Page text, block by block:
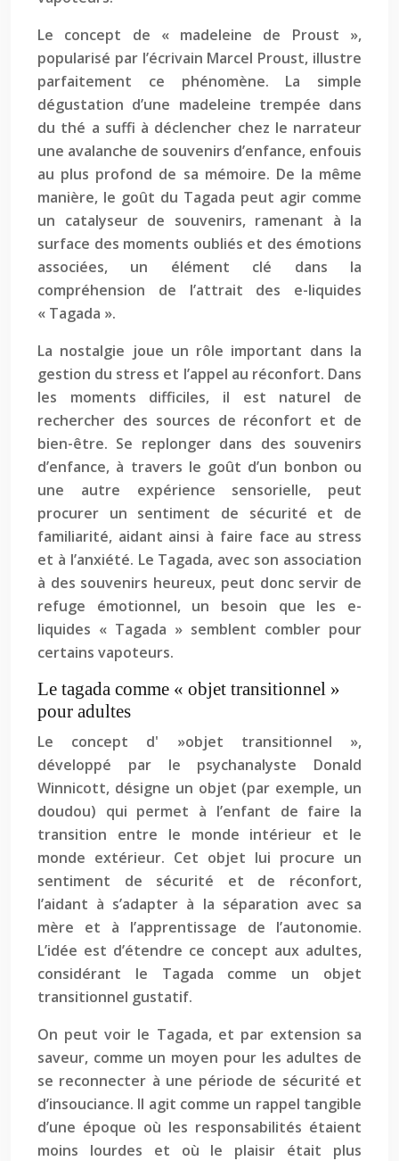
Le concept de « madeleine de Proust »,
popularisé par l’écrivain Marcel Proust, illustre
parfaitement ce phénomène. La simple
dégustation d’une madeleine trempée dans
du thé a suffi à déclencher chez le narrateur
une avalanche de souvenirs d’enfance, enfouis
au plus profond de sa mémoire. De la même
manière, le goût du Tagada peut agir comme
un catalyseur de souvenirs, ramenant à la
surface des moments oubliés et des émotions
associées, un élément clé dans la
compréhension de l’attrait des e-liquides
« Tagada ».
La nostalgie joue un rôle important dans la
gestion du stress et l’appel au réconfort. Dans
les moments difficiles, il est naturel de
rechercher des sources de réconfort et de
bien-être. Se replonger dans des souvenirs
d’enfance, à travers le goût d’un bonbon ou
une autre expérience sensorielle, peut
procurer un sentiment de sécurité et de
familiarité, aidant ainsi à faire face au stress
et à l’anxiété. Le Tagada, avec son association
à des souvenirs heureux, peut donc servir de
refuge émotionnel, un besoin que les e-
liquides « Tagada » semblent combler pour
certains vapoteurs.
Le tagada comme « objet transitionnel »
pour adultes
Le concept d' »objet transitionnel »,
développé par le psychanalyste Donald
Winnicott, désigne un objet (par exemple, un
doudou) qui permet à l’enfant de faire la
transition entre le monde intérieur et le
monde extérieur. Cet objet lui procure un
sentiment de sécurité et de réconfort,
l’aidant à s’adapter à la séparation avec sa
mère et à l’apprentissage de l’autonomie.
L’idée est d’étendre ce concept aux adultes,
considérant le Tagada comme un objet
transitionnel gustatif.
On peut voir le Tagada, et par extension sa
saveur, comme un moyen pour les adultes de
se reconnecter à une période de sécurité et
d’insouciance. Il agit comme un rappel tangible
d’une époque où les responsabilités étaient
moins lourdes et où le plaisir était plus